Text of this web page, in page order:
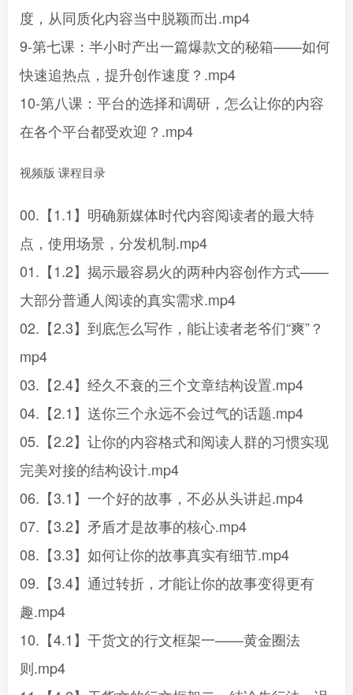
度，从同质化内容当中脱颖而出.mp4
9-第七课：半小时产出一篇爆款文的秘箱——如何
快速追热点，提升创作速度？.mp4
10-第八课：平台的选择和调研，怎么让你的内容
在各个平台都受欢迎？.mp4
视频版 课程目录
00.【1.1】明确新媒体时代内容阅读者的最大特
点，使用场景，分发机制.mp4
01.【1.2】揭示最容易火的两种内容创作方式——
大部分普通人阅读的真实需求.mp4
02.【2.3】到底怎么写作，能让读者老爷们“爽”？
mp4
03.【2.4】经久不衰的三个文章结构设置.mp4
04.【2.1】送你三个永远不会过气的话题.mp4
05.【2.2】让你的内容格式和阅读人群的习惯实现
完美对接的结构设计.mp4
06.【3.1】一个好的故事，不必从头讲起.mp4
07.【3.2】矛盾才是故事的核心.mp4
08.【3.3】如何让你的故事真实有细节.mp4
09.【3.4】通过转折，才能让你的故事变得更有
趣.mp4
10.【4.1】干货文的行文框架一——黄金圈法
则.mp4